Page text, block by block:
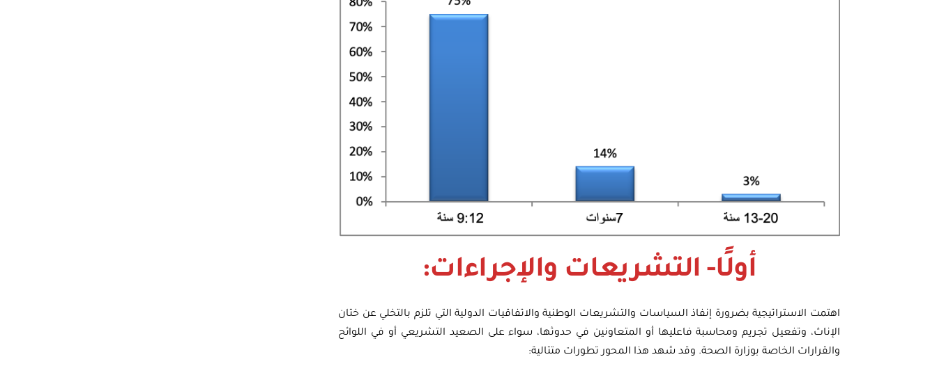
أولًا- التشريعات والإجراءات:
اهتمت الاستراتيجية بضرورة إنفاذ السياسات والتشريعات الوطنية والاتفاقيات الدولية التي تلزم بالتخلي عن ختان
الإناث، وتفعيل تجريم ومحاسبة فاعليها أو المتعاونين في حدوثها، سواء على الصعيد التشريعي أو في اللوائح
والقرارات الخاصة بوزارة الصحة. وقد شهد هذا المحور تطورات متتالية: